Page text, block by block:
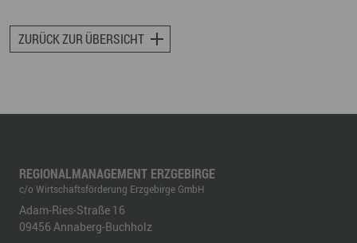
ZURÜCK ZUR ÜBERSICHT
REGIONALMANAGEMENT ERZGEBIRGE
c/o Wirtschaftsförderung Erzgebirge GmbH
Adam-Ries-Straße 16
09456 Annaberg-Buchholz